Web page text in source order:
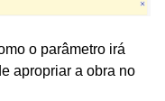
o parâmetro irá
apropriar a obra no